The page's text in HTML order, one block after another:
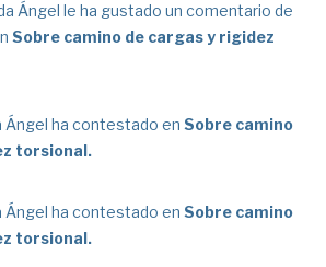
Ángel le ha gustado un comentario de
Sobre camino de cargas y rigidez
Ángel ha contestado enSobre camino
torsional.
Ángel ha contestado enSobre camino
torsional.